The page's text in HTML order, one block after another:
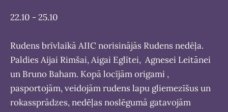
22.10 - 25.10
Rudens brīvlaikā AIIC norisinājās Rudens nedēļa.
Paldies Aijai Rimšai, Aigai Eglītei, Agnesei Leitānei
un Bruno Baham. Kopā locījām origami ,
pasportojām, veidojām rudens lapu gliemezīšus un
rokassprādzes, nedēļas noslēgumā gatavojām